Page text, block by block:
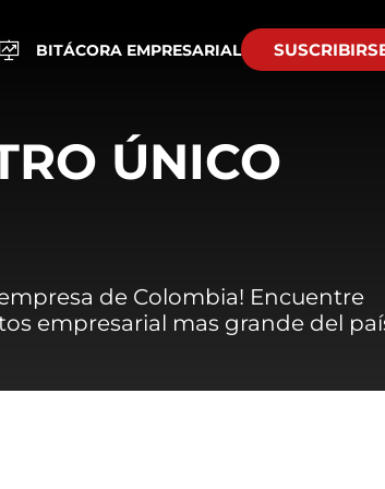
BITÁCORA EMPRESARIAL
ÚNICO
de Colombia! Encuentre
empresarial mas grande del